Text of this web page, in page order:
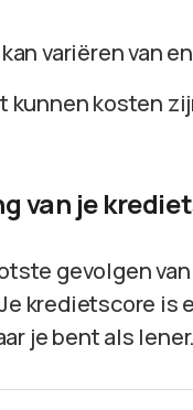
kan variëren van
kunnen kosten
van je
gevolgen
kredietscore is
je bent als